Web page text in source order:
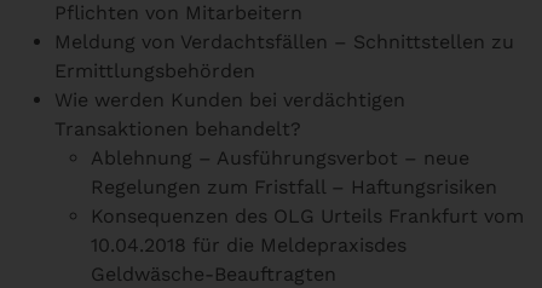
Pflichten von Mitarbeitern
Meldung von Verdachtsfällen – Schnittstellen zu
Ermittlungsbehörden
Wie werden Kunden bei verdächtigen
Transaktionen behandelt?
Ablehnung – Ausführungsverbot – neue
Regelungen zum Fristfall – Haftungsrisiken
Konsequenzen des OLG Urteils Frankfurt vom
10.04.2018 für die Meldepraxisdes
Geldwäsche-Beauftragten